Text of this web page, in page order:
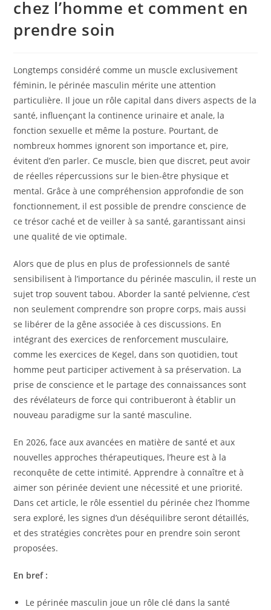
chez l’homme et comment en
prendre soin
Longtemps considéré comme un muscle exclusivement
féminin, le périnée masculin mérite une attention
particulière. Il joue un rôle capital dans divers aspects de la
santé, influençant la continence urinaire et anale, la
fonction sexuelle et même la posture. Pourtant, de
nombreux hommes ignorent son importance et, pire,
évitent d’en parler. Ce muscle, bien que discret, peut avoir
de réelles répercussions sur le bien-être physique et
mental. Grâce à une compréhension approfondie de son
fonctionnement, il est possible de prendre conscience de
ce trésor caché et de veiller à sa santé, garantissant ainsi
une qualité de vie optimale.
Alors que de plus en plus de professionnels de santé
sensibilisent à l’importance du périnée masculin, il reste un
sujet trop souvent tabou. Aborder la santé pelvienne, c’est
non seulement comprendre son propre corps, mais aussi
se libérer de la gêne associée à ces discussions. En
intégrant des exercices de renforcement musculaire,
comme les exercices de Kegel, dans son quotidien, tout
homme peut participer activement à sa préservation. La
prise de conscience et le partage des connaissances sont
des révélateurs de force qui contribueront à établir un
nouveau paradigme sur la santé masculine.
En 2026, face aux avancées en matière de santé et aux
nouvelles approches thérapeutiques, l’heure est à la
reconquête de cette intimité. Apprendre à connaître et à
aimer son périnée devient une nécessité et une priorité.
Dans cet article, le rôle essentiel du périnée chez l’homme
sera exploré, les signes d’un déséquilibre seront détaillés,
et des stratégies concrètes pour en prendre soin seront
proposées.
En bref :
Le périnée masculin joue un rôle clé dans la santé